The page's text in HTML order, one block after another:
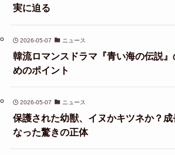
実に迫る
2026-05-07 ニュース
韓流ロマンスドラマ『青い海の伝説
めのポイント
2026-05-07 ニュース
保護された幼獣、イヌかキツネか？
なった驚きの正体